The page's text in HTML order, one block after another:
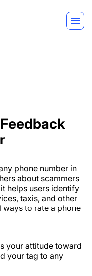
phone number in
about scammers
helps users identify
taxis, and other
ways to rate a phone
your attitude toward
your tag to any